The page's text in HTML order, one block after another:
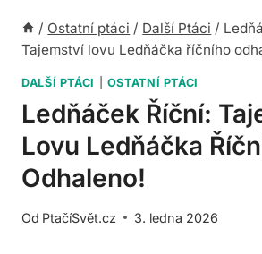
/ Ostatní ptáci / Další Ptáci /
Tajemství lovu Ledňáčka říčního
DALŠÍ PTÁCI OSTATNÍ PTÁCI
Ledňáček Říční:
Lovu Ledňáčka
Odhaleno!
Od PtačíSvět.cz 3. ledna 2026